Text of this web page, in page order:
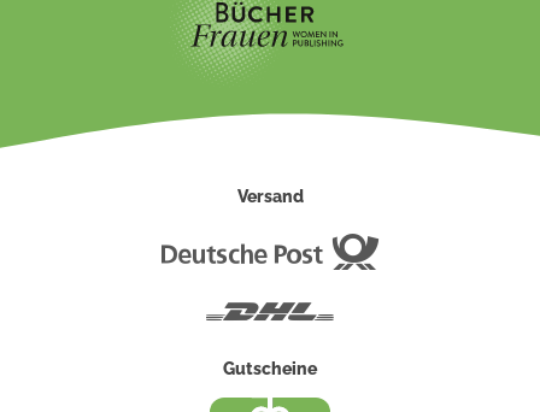
Versand
Gutscheine